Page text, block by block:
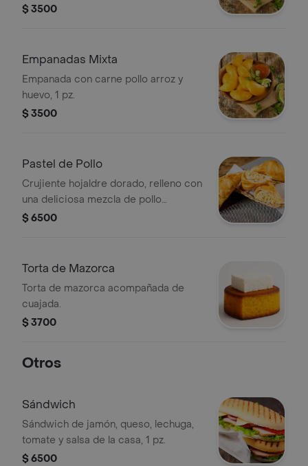
$ 3500
Empanadas Mixta
Empanada con carne pollo arroz y
huevo, 1 pz.
$ 3500
Pastel de Pollo
Crujiente hojaldre dorado, relleno con
una deliciosa mezcla de pollo
sazonado y ingredientes
momento
$ 6500
Torta de Mazorca
Torta de mazorca acompañada de
cuajada.
$ 3700
Otros
Sándwich
Sándwich de jamón, queso, lechuga,
tomate y salsa de la casa, 1 pz.
$ 6500